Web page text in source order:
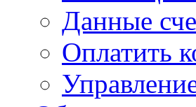
Данные
Оплатить